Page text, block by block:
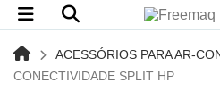
ACESSÓRIOS PARA AR-
CONECTIVIDADE SPLIT HP